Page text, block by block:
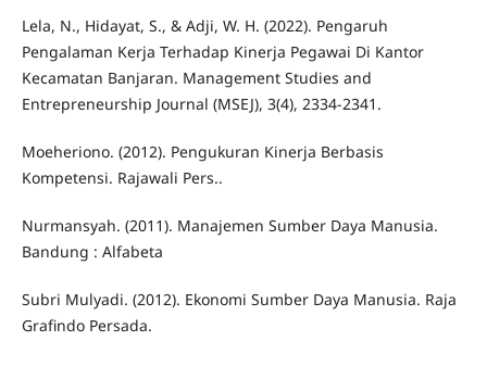
Lela, N., Hidayat, S., & Adji, W. H. (2022). Pengaruh
Pengalaman Kerja Terhadap Kinerja Pegawai Di Kantor
Kecamatan Banjaran. Management Studies and
Entrepreneurship Journal (MSEJ), 3(4), 2334-2341.
Moeheriono. (2012). Pengukuran Kinerja Berbasis
Kompetensi. Rajawali Pers..
Nurmansyah. (2011). Manajemen Sumber Daya Manusia.
Bandung : Alfabeta
Subri Mulyadi. (2012). Ekonomi Sumber Daya Manusia. Raja
Grafindo Persada.